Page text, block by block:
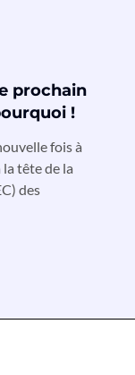
prochain
!
fois à
tête de la
des